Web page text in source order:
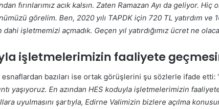
fırınlarımız acık kalsın. Zaten Ramazan Ayı da geliyor.
görelim. Ben, 2020 yılı TAPDK için 720 TL yatırdım ve
dahi işletmemizi açmadık. Geçen yıl yatırdığımız ücret ne
işletmelerimizin faaliyete
esnaflardan bazıları ise ortak görüşlerini şu sözlerle ifade etti:
yaşıyoruz. En azından HES koduyla işletmelerimizin
uyulmasını şartıyla, Edirne Valimizin bizlere açılma